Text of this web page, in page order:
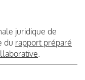
juridique de
du rapport préparé